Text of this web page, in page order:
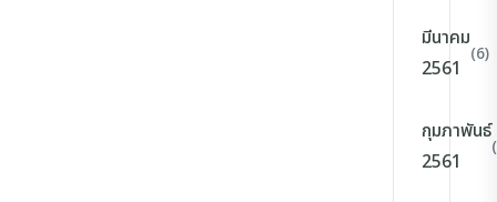
มีนาคม
2561
(6)
กุมภาพันธ์
2561